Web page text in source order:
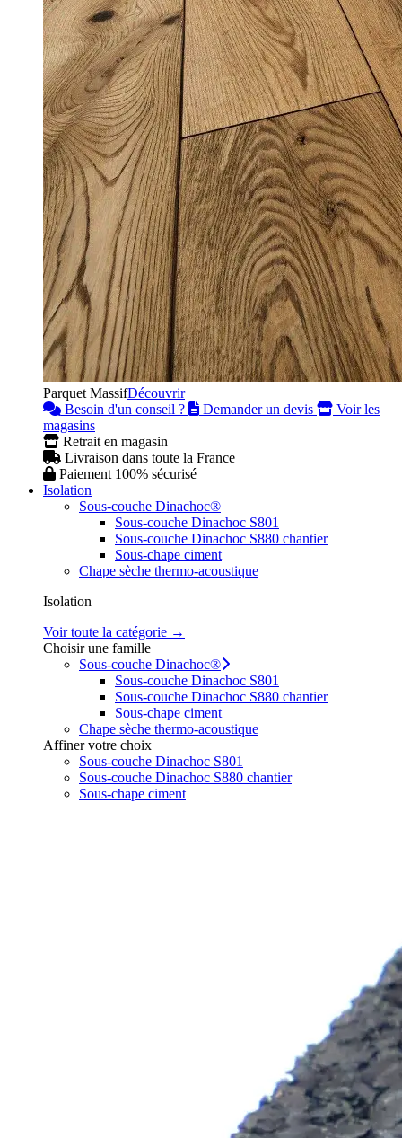
Parquet MassifDécouvrir
Besoin d'un conseil ?
Demander un devis
Voir les
magasins
Retrait en magasin
Livraison dans toute la France
Paiement 100% sécurisé
Isolation
Sous-couche Dinachoc®
Sous-couche Dinachoc S801
Sous-couche Dinachoc S880 chantier
Sous-chape ciment
Chape sèche thermo-acoustique
Isolation
Voir toute la catégorie →
Choisir une famille
Sous-couche Dinachoc®
Sous-couche Dinachoc S801
Sous-couche Dinachoc S880 chantier
Sous-chape ciment
Chape sèche thermo-acoustique
Affiner votre choix
Sous-couche Dinachoc S801
Sous-couche Dinachoc S880 chantier
Sous-chape ciment